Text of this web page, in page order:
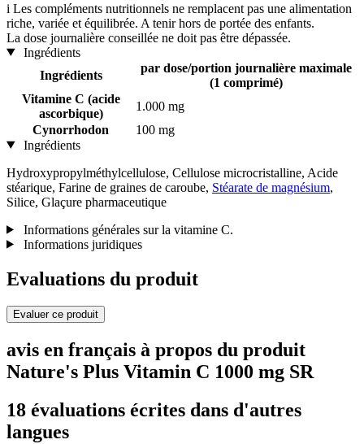
i Les compléments nutritionnels ne remplacent pas une alimentation
riche, variée et équilibrée. A tenir hors de portée des enfants.
La dose journalière conseillée ne doit pas être dépassée.
Ingrédients
Ingrédients
par dose/portion journalière maximale
(1 comprimé)
Vitamine C (acide
ascorbique)
1.000 mg
Cynorrhodon
100 mg
Ingrédients
Hydroxypropylméthylcellulose, Cellulose microcristalline, Acide
stéarique, Farine de graines de caroube, Stéarate de magnésium,
Silice, Glaçure pharmaceutique
Informations générales sur la vitamine C.
Informations juridiques
Evaluations du produit
Evaluer ce produit
avis en français à propos du produit
Nature's Plus Vitamin C 1000 mg SR
18 évaluations écrites dans d'autres
langues